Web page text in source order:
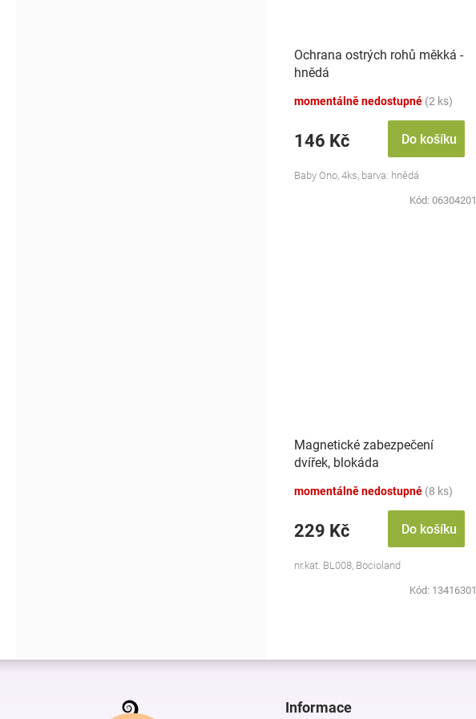
Ochrana ostrých rohů měkká -
hnědá
momentálně nedostupné (2 ks)
146 Kč Do košíku
Baby Ono, 4ks, barva: hnědá
Kód: 06304201
Magnetické zabezpečení
dvířek, blokáda
momentálně nedostupné (8 ks)
229 Kč Do košíku
nr.kat. BL008, Bocioland
Kód: 13416301
Z
Informace